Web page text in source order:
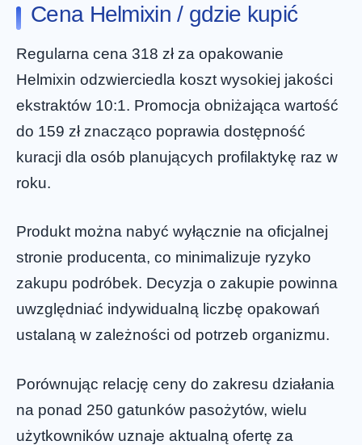
Cena Helmixin / gdzie kupić
Regularna cena 318 zł za opakowanie
Helmixin odzwierciedla koszt wysokiej jakości
ekstraktów 10:1. Promocja obniżająca wartość
do 159 zł znacząco poprawia dostępność
kuracji dla osób planujących profilaktykę raz w
roku.
Produkt można nabyć wyłącznie na oficjalnej
stronie producenta, co minimalizuje ryzyko
zakupu podróbek. Decyzja o zakupie powinna
uwzględniać indywidualną liczbę opakowań
ustalaną w zależności od potrzeb organizmu.
Porównując relację ceny do zakresu działania
na ponad 250 gatunków pasożytów, wielu
użytkowników uznaje aktualną ofertę za